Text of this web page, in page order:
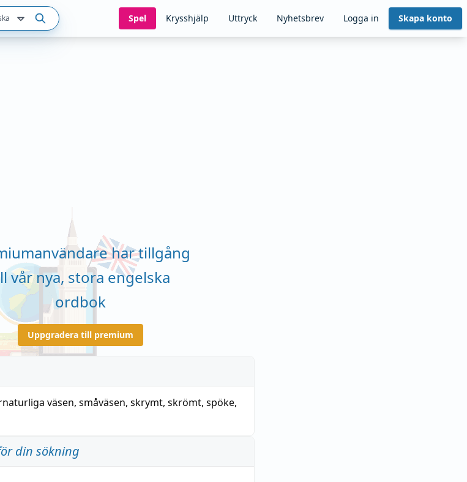
Spel Krysshjälp Uttryck Nyhetsbrev Logga in Skapa konto
har tillgång
vår nya, stora engelska
ordbok
Uppgradera till premium
väsen, småväsen, skrymt, skrömt, spöke,
din sökning